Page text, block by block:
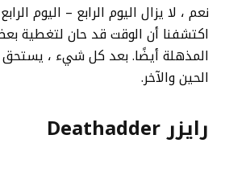
نعم ، لا يزال اليوم الرابع – اليوم
اكتشفنا أن الوقت قد حان لتغطية
المذهلة أيضًا. بعد كل شيء ، يستحق
الحين والآخر.
رايزر Deathadder